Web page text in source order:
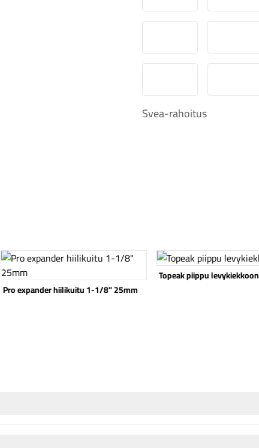
Svea-rahoitus
Katso tuote
Pro expander hiilikuitu 1-1/8" 25mm
Katso tuote
Topeak piippu levykiekkoon